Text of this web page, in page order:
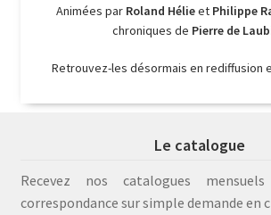
Animées par Roland Hélieet Philippe
chroniques de Pierre de
Retrouvez-les désormais en rediffusion
Le catalogue
Recevez nos catalogues
correspondance sur simple demande en